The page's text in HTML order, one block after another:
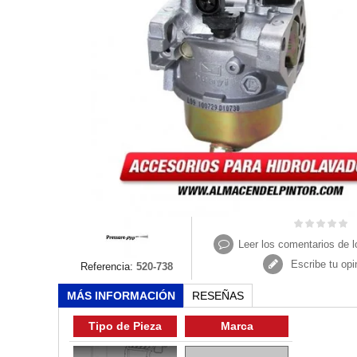
Referencia: 520-738
Leer los comentarios de
Escribe tu
MÁS INFORMACIÓN RESEÑAS
Tipo de Pieza Marca